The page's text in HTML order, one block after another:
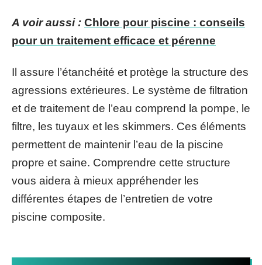
A voir aussi : Chlore pour piscine : conseils
pour un traitement efficace et pérenne
Il assure l’étanchéité et protège la structure des
agressions extérieures. Le système de filtration
et de traitement de l’eau comprend la pompe, le
filtre, les tuyaux et les skimmers. Ces éléments
permettent de maintenir l’eau de la piscine
propre et saine. Comprendre cette structure
vous aidera à mieux appréhender les
différentes étapes de l’entretien de votre
piscine composite.